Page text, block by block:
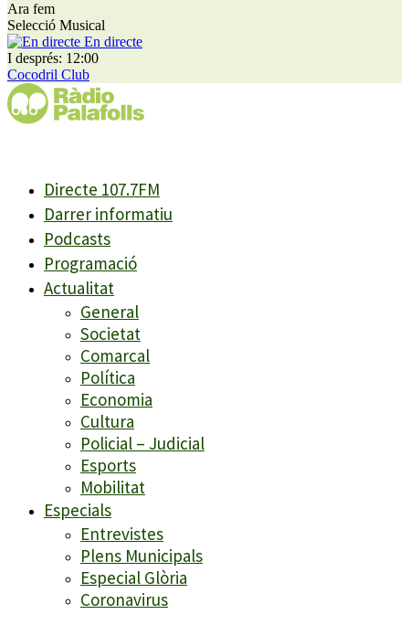
Ara fem
Selecció Musical
En directe
I després: 12:00
Cocodril Club
Directe 107.7FM
Darrer informatiu
Podcasts
Programació
Actualitat
General
Societat
Comarcal
Política
Economia
Cultura
Policial – Judicial
Esports
Mobilitat
Especials
Entrevistes
Plens Municipals
Especial Glòria
Coronavirus